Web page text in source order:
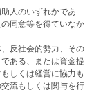
人のいずれかであ
同意等を得ていなか
反社会的勢力、その
ある、または資金提
しくは経営に協力も
流もしくは関与を行